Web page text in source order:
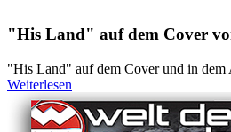
"His Land" auf dem Cover
"His Land" auf dem Cover und in
Weiterlesen